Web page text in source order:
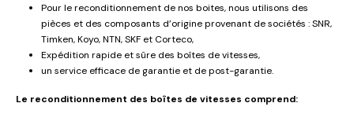
Pour le reconditionnement de nos boites, nous utilisons des
pièces et des composants d’origine provenant de sociétés : SNR,
Timken, Koyo, NTN, SKF et Corteco,
Expédition rapide et sûre des boîtes de vitesses,
un service efficace de garantie et de post-garantie.
Le reconditionnement des boîtes de vitesses comprend: